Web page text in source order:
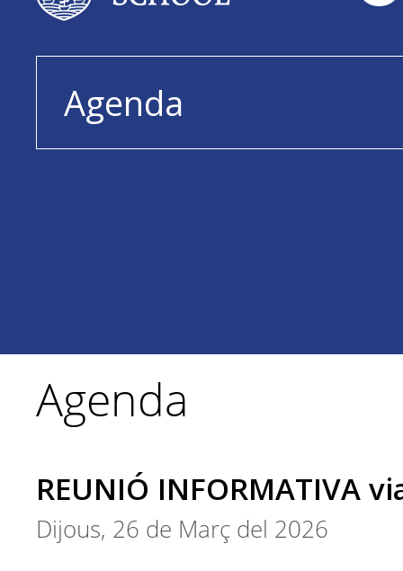
Agenda
Agenda
REUNIÓ INFORMATIVA
Dijous, 26 de Març del 2026